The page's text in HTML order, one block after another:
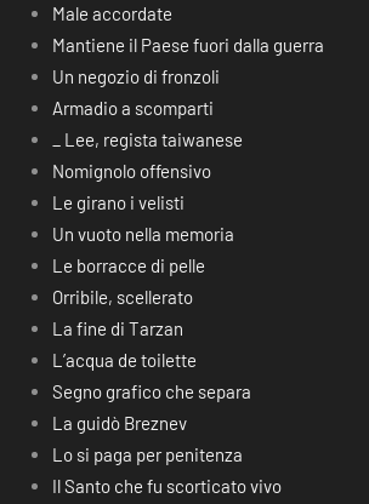
Male accordate
Mantiene il Paese fuori dalla guerra
Un negozio di fronzoli
Armadio a scomparti
_ Lee, regista taiwanese
Nomignolo offensivo
Le girano i velisti
Un vuoto nella memoria
Le borracce di pelle
Orribile, scellerato
La fine di Tarzan
L’acqua de toilette
Segno grafico che separa
La guidò Breznev
Lo si paga per penitenza
Il Santo che fu scorticato vivo